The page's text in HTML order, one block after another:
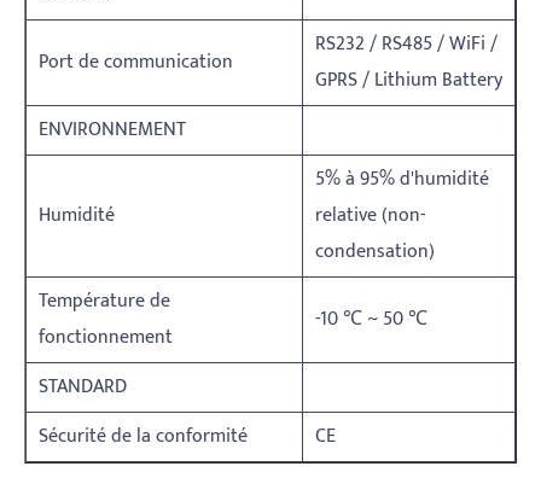
Port de communication
RS232 / RS485 / WiFi /
GPRS / Lithium Battery
ENVIRONNEMENT
Humidité
5% à 95% d'humidité
relative (non-
condensation)
Température de
fonctionnement
-10 ℃ ~ 50 ℃
STANDARD
Sécurité de la conformité
CE